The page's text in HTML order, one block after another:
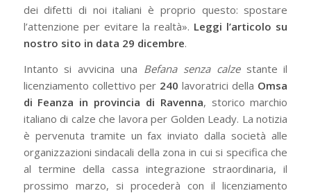
dei difetti di noi italiani è proprio questo: spostare
l’attenzione per evitare la realtà». Leggi l’articolo su
nostro sito in data 29 dicembre.
Intanto si avvicina una Befana senza calze stante il
licenziamento collettivo per 240 lavoratrici della Omsa
di Feanza in provincia di Ravenna, storico marchio
italiano di calze che lavora per Golden Leady. La notizia
è pervenuta tramite un fax inviato dalla società alle
organizzazioni sindacali della zona in cui si specifica che
al termine della cassa integrazione straordinaria, il
prossimo marzo, si procederà con il licenziamento